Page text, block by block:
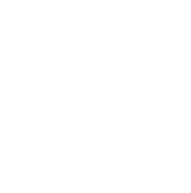
Eingriffen; Ermächtigung